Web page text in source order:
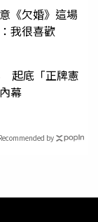
《欠婚》這場
我很喜歡
起底「正牌憲
幕
by